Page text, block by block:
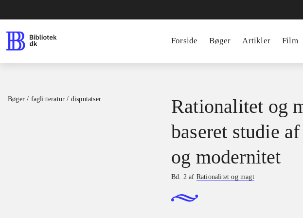
Forside Bøger Artikler Film
Bøger / faglitteratur / disputatser
Rationalitet og
baseret studie
og modernitet
Bd. 2 af Rationalitet og magt